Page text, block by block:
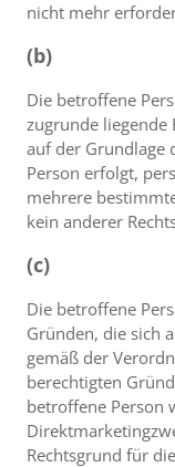
nicht mehr
(b)
Die betroffene
zugrunde liegende
auf der Grundlage
Person erfolgt,
mehrere
kein anderer
(c)
Die betroffene
Gründen, die sich
gemäß der
berechtigten
betroffene Person
Rechtsgrund für